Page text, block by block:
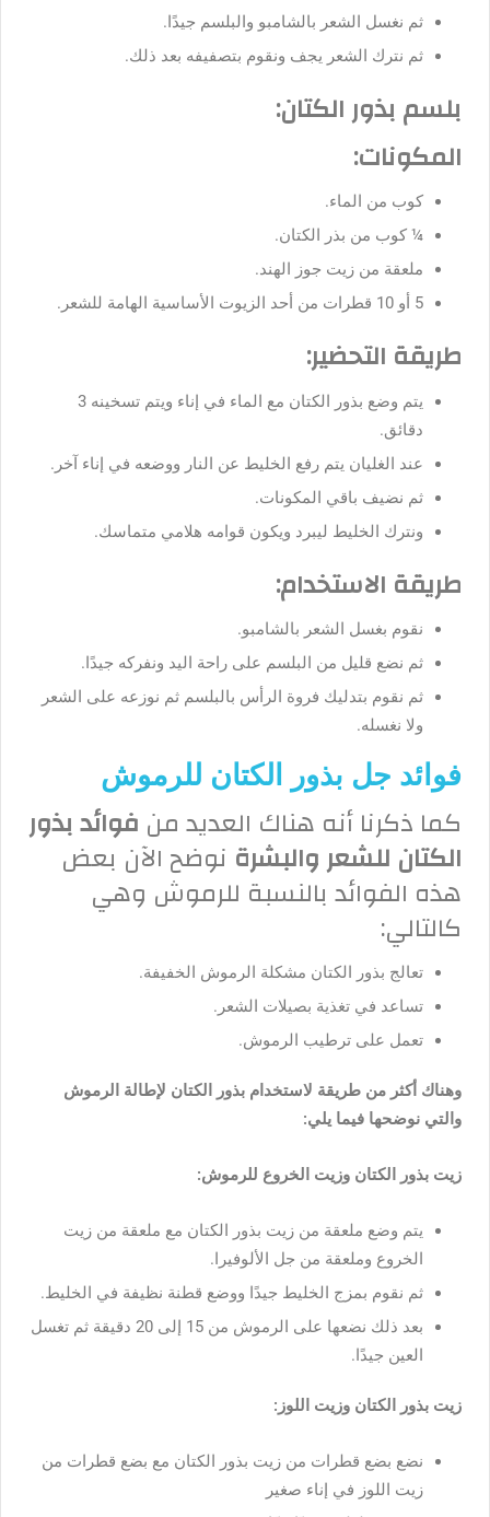
ثم نغسل الشعر بالشامبو والبلسم جيدًا.
ثم نترك الشعر يجف ونقوم بتصفيفه بعد ذلك.
بلسم بذور الكتان:
المكونات:
كوب من الماء.
¼ كوب من بذر الكتان.
ملعقة من زيت جوز الهند.
5 أو 10 قطرات من أحد الزيوت الأساسية الهامة للشعر.
طريقة التحضير:
يتم وضع بذور الكتان مع الماء في إناء ويتم تسخينه 3
دقائق.
عند الغليان يتم رفع الخليط عن النار ووضعه في إناء آخر.
ثم نضيف باقي المكونات.
ونترك الخليط ليبرد ويكون قوامه هلامي متماسك.
طريقة الاستخدام:
نقوم بغسل الشعر بالشامبو.
ثم نضع قليل من البلسم على راحة اليد ونفركه جيدًا.
ثم نقوم بتدليك فروة الرأس بالبلسم ثم نوزعه على الشعر
ولا نغسله.
فوائد جل بذور الكتان للرموش
كما ذكرنا أنه هناك العديد من فوائد بذور
الكتان للشعر والبشرة نوضح الآن بعض
هذه الفوائد بالنسبة للرموش وهي
كالتالي:
تعالج بذور الكتان مشكلة الرموش الخفيفة.
تساعد في تغذية بصيلات الشعر.
تعمل على ترطيب الرموش.
وهناك أكثر من طريقة لاستخدام بذور الكتان لإطالة الرموش
والتي نوضحها فيما يلي:
زيت بذور الكتان وزيت الخروع للرموش:
يتم وضع ملعقة من زيت بذور الكتان مع ملعقة من زيت
الخروع وملعقة من جل الألوفيرا.
ثم نقوم بمزج الخليط جيدًا ووضع قطنة نظيفة في الخليط.
بعد ذلك نضعها على الرموش من 15 إلى 20 دقيقة ثم تغسل
العين جيدًا.
زيت بذور الكتان وزيت اللوز:
نضع بضع قطرات من زيت بذور الكتان مع بضع قطرات من
زيت اللوز في إناء صغير